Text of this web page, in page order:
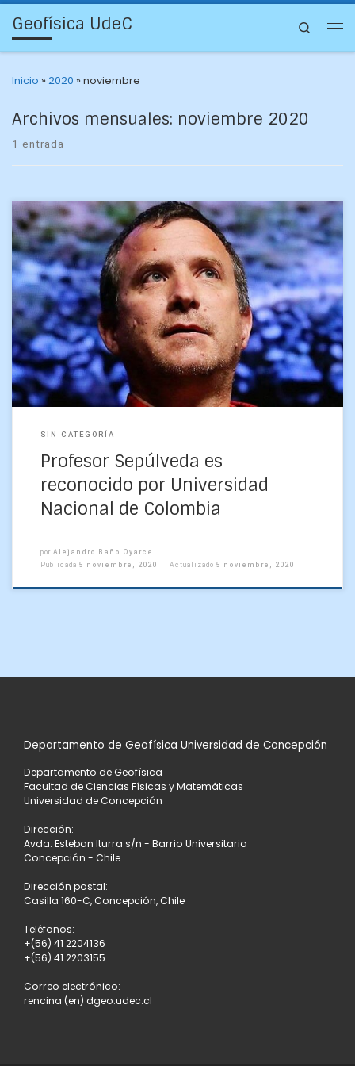
Geofísica UdeC Search
Inicio »2020 »noviembre
Archivos mensuales: noviembre 2020
1 entrada
El académico e investigador Dr. Andrés Sepúlveda Allende
fue reconocido por su participación como jurado de un
proyecto de tesis de doctorado de Ingeniería – […]
SIN CATEGORÍA
Profesor Sepúlveda es
reconocido por Universidad
Nacional de Colombia
por Alejandro Baño Oyarce
Publicada 5 noviembre, 2020 Actualizado 5 noviembre, 2020
Departamento de Geofísica Universidad de Concepción
Departamento de Geofísica
Facultad de Ciencias Físicas y Matemáticas
Universidad de Concepción
Dirección:
Avda. Esteban Iturra s/n - Barrio Universitario
Concepción - Chile
Dirección postal:
Casilla 160-C, Concepción, Chile
Teléfonos:
+(56) 41 2204136
+(56) 41 2203155
Correo electrónico:
rencina (en) dgeo.udec.cl